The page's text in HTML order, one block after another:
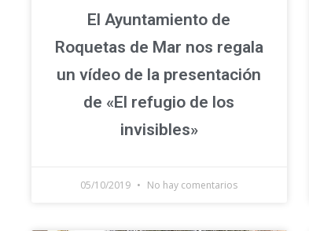
El Ayuntamiento de
Roquetas de Mar nos regala
un vídeo de la presentación
de «El refugio de los
invisibles»
05/10/2019 No hay comentarios